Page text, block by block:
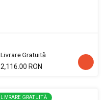
Livrare Gratuită
2,116.00 RON
LIVRARE GRATUITĂ